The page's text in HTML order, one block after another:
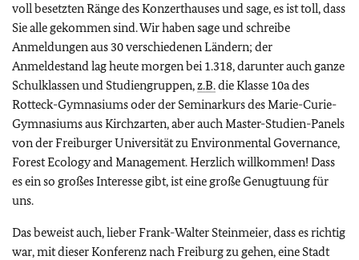
voll besetzten Ränge des Konzerthauses und sage, es ist toll, dass
Sie alle gekommen sind. Wir haben sage und schreibe
Anmeldungen aus 30 verschiedenen Ländern; der
Anmeldestand lag heute morgen bei 1.318, darunter auch ganze
Schulklassen und Studiengruppen,z.B.die Klasse 10a des
Rotteck-Gymnasiums oder der Seminarkurs des Marie-Curie-
Gymnasiums aus Kirchzarten, aber auch Master-Studien-Panels
von der Freiburger Universität zu Environmental Governance,
Forest Ecology and Management. Herzlich willkommen! Dass
es ein so großes Interesse gibt, ist eine große Genugtuung für
uns.
Das beweist auch, lieber Frank-Walter Steinmeier, dass es richtig
war, mit dieser Konferenz nach Freiburg zu gehen, eine Stadt